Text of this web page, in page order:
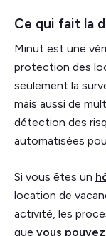
Ce qui fait la
Minut est une
protection des
seulement la
mais aussi de
détection des
automatisées
Si vous êtes un
location de
activité, les
que vous